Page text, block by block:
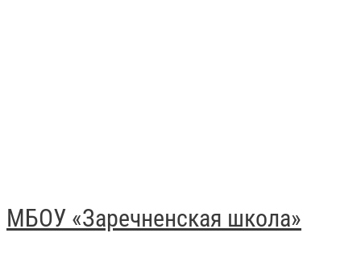
МБОУ «Заречненская школа»